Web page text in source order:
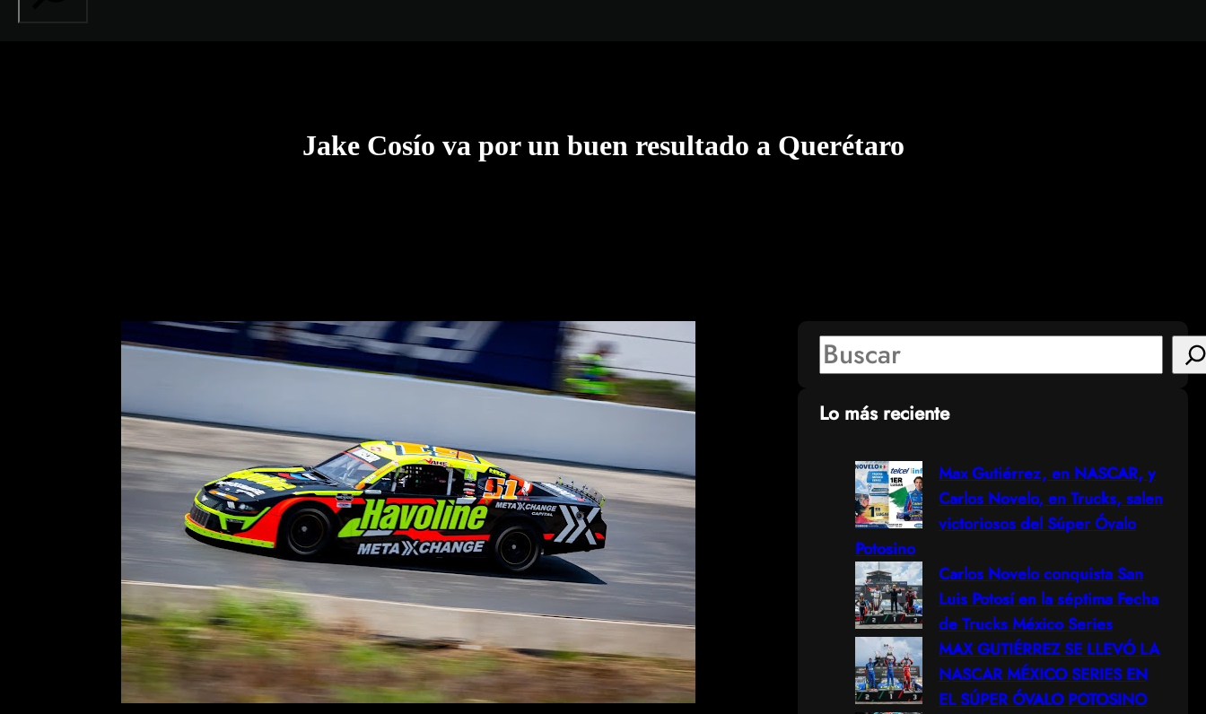
Jake Cosío va por un buen resultado a Querétaro
S
eLo más reciente
Max Gutiérrez, en NASCAR, y
Carlos Novelo, en Trucks, salen
victoriosos del Súper Óvalo
Potosino
Carlos Novelo conquista San
Luis Potosí en la séptima Fecha
de Trucks México Series
MAX GUTIÉRREZ SE LLEVÓ LA
NASCAR MÉXICO SERIES EN
EL SÚPER ÓVALO POTOSINO